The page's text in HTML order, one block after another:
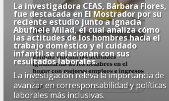
La investigadora CEAS, Bárbara Flores,
fue destacada en El Mostrador por su
reciente estudio junto a Ignacia
Abufhele Milad, el cual analiza cómo
las actitudes de los hombres hacia el
trabajo doméstico y el cuidado
infantil se relacionan con sus
resultados laborales.
La investigación releva la importancia de
avanzar en corresponsabilidad y políticas
laborales más inclusivas.